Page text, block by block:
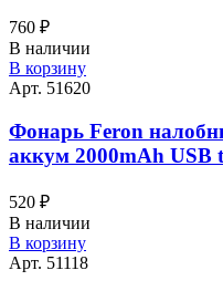
760 ₽
В наличии
В корзину
Арт. 51620
Фонарь Feron
аккум 2000mAh USB
520 ₽
В наличии
В корзину
Арт. 51118